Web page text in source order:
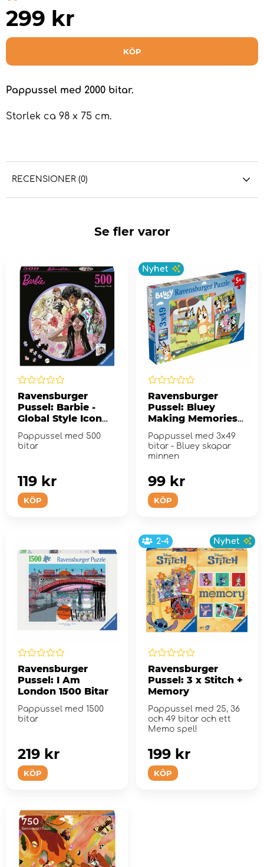
299 kr
KÖP
Pappussel med 2000 bitar.
Storlek ca 98 x 75 cm.
RECENSIONER (0)
Se fler varor
Ravensburger
Pussel: Barbie -
Global Style Icon
Since 1959 500
Bitar
Pappussel med 500
bitar
KÖP
119 kr
Nyhet
Ravensburger
Pussel: Bluey
Making Memories
3x49 Bitar
Pappussel med 3x49
bitar - Bluey skapar
minnen
KÖP
99 kr
Ravensburger
Pussel: I Am
London 1500 Bitar
Pappussel med 1500
bitar
KÖP
219 kr
2-4 Nyhet
Ravensburger
Pussel: 3 x Stitch +
Memory
Pappussel med 25, 36
och 49 bitar och ett
Memo spel!
KÖP
199 kr